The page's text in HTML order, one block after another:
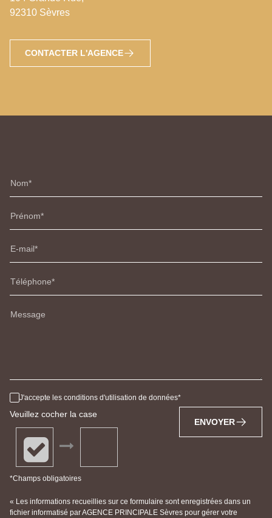
92310 Sèvres
CONTACTER L'AGENCE
Nom
Prénom
E-mail
Téléphone
Message
J'accepte les conditions d'utilisation de données
Veuillez cocher la case
*Champs obligatoires
ENVOYER
« Les informations recueillies sur ce formulaire sont enregistrées dans un
fichier informatisé par AGENCE PRINCIPALE Sèvres pour gérer votre